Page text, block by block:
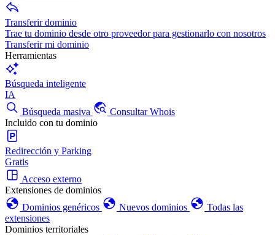
Transferir dominio
Trae tu dominio desde otro proveedor para gestionarlo con nosotros
Transferir mi dominio
Herramientas
Búsqueda inteligente
IA
Búsqueda masiva
Consultar Whois
Incluido con tu dominio
Redirección y Parking
Gratis
Acceso externo
Extensiones de dominios
Dominios genéricos
Nuevos dominios
Todas las
extensiones
Dominios territoriales